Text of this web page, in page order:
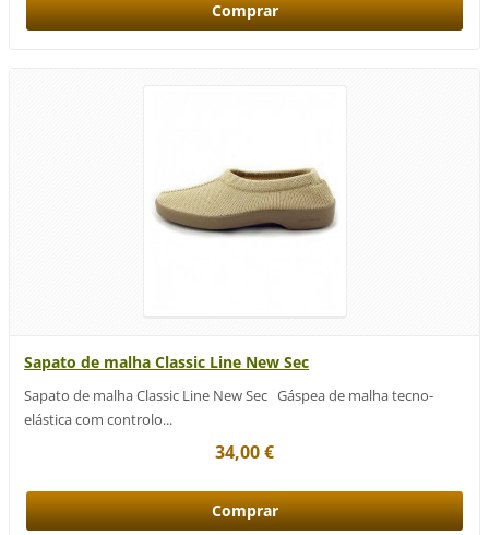
Sapato de malha Classic Line New Sec
Sapato de malha Classic Line New Sec Gáspea de malha tecno-
elástica com controlo...
34,00 €